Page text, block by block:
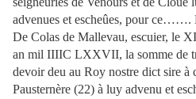
advenues et escheûes, pour ce…….
De Colas de Mallevau, escuier, le
an mil IIIIC LXXVII, la somme de
devoir deu au Roy nostre dict sire à
Pausternère (22) à luy advenu et